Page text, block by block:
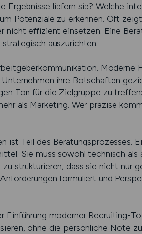
liefern sie? Welche
Potenziale zu erkennen. Oft
nicht effizient einsetzen. Eine
auszurichten.
Moderne
ihre Botschaften
Ton für die Zielgruppe zu
als Marketing. Wer präzise
ist Teil des Beratungsprozesses.
Sie muss sowohl technisch als
strukturieren, dass sie nicht nur
formuliert und
moderner Recruiting-
ohne die persönliche Note